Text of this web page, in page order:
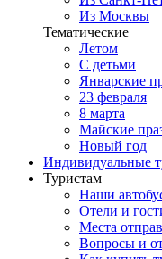
Из Москвы
Тематические
Летом
С детьми
Январские
23 февраля
8 марта
Майские
Новый год
Индивидуальные
Туристам
Наши
Отели и
Места
Вопросы и